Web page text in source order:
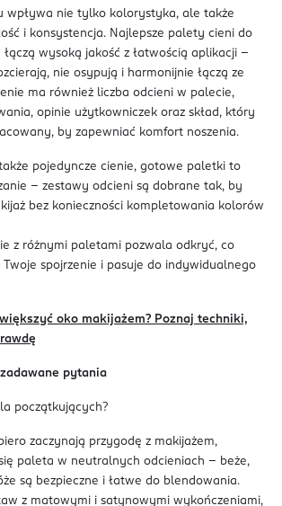
wpływa nie tylko kolorystyka, ale także
i konsystencja. Najlepsze palety cieni do
wysoką jakość z łatwością aplikacji –
nie osypują i harmonijnie łączą ze
ma również liczba odcieni w palecie,
opinie użytkowniczek oraz skład, który
by zapewniać komfort noszenia.
pojedyncze cienie, gotowe paletki to
– zestawy odcieni są dobrane tak, by
bez konieczności kompletowania kolorów
z różnymi paletami pozwala odkryć, co
spojrzenie i pasuje do indywidualnego
oko makijażem? Poznaj techniki,
pytania
początkujących?
zaczynają przygodę z makijażem,
paleta w neutralnych odcieniach – beże,
są bezpieczne i łatwe do blendowania.
z matowymi i satynowymi wykończeniami,